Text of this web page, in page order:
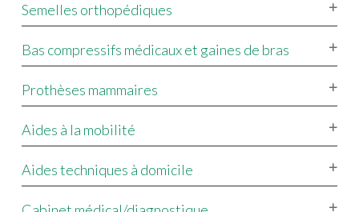
Semelles orthopédiques
Bas compressifs médicaux et gaines de bras
Prothèses mammaires
Aides à la mobilité
Aides techniques à domicile